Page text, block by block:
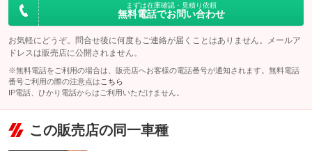
まずは在庫確認・見積り依頼
無料電話でお問い合わせ
お気軽にどうぞ。問合せ後に何度もご連絡が届くことはありません。メールア
ドレスは販売店に公開されません。
※無料電話をご利用の場合は、販売店へお客様の電話番号が通知されます。無料電話
番号ご利用の際の注意点は こちら
IP電話、ひかり電話からはご利用いただけません。
この販売店の同一車種